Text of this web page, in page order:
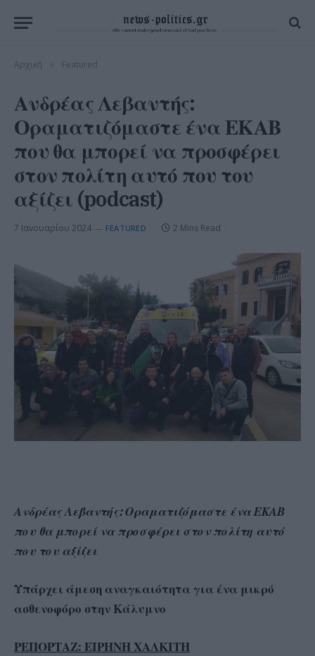
Αρχική Featured
Ανδρέας Λεβαντής:
Οραματιζόμαστε ένα ΕΚΑΒ
που θα μπορεί να προσφέρει
στον πολίτη αυτό που του
αξίζει (podcast)
7 Ιανουαρίου 2024 FEATURED 2 Mins Read
Ανδρέας Λεβαντής: Οραματιζόμαστε ένα ΕΚΑΒ
που θα μπορεί να προσφέρει στον πολίτη αυτό
που του αξίζει
Υπάρχει άμεση αναγκαιότητα για ένα μικρό
ασθενοφόρο στην Κάλυμνο
ΡΕΠΟΡΤΑΖ: ΕΙΡΗΝΗ ΧΑΛΚΙΤΗ